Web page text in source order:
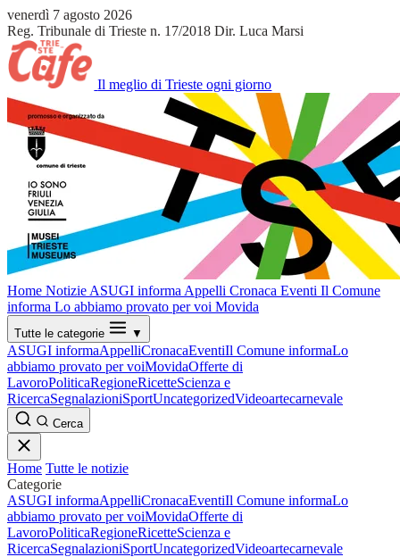
venerdì 7 agosto 2026
Reg. Tribunale di Trieste n. 17/2018 Dir. Luca Marsi
Il meglio di Trieste ogni giorno
Home Notizie ASUGI informa Appelli Cronaca Eventi Il Comune
informa Lo abbiamo provato per voi Movida
Tutte le categorie ▼
ASUGI informaAppelliCronacaEventiIl Comune informaLo
abbiamo provato per voiMovidaOfferte di
LavoroPoliticaRegioneRicetteScienza e
RicercaSegnalazioniSportUncategorizedVideoartecarnevale
Cerca
Home Tutte le notizie
Categorie
ASUGI informaAppelliCronacaEventiIl Comune informaLo
abbiamo provato per voiMovidaOfferte di
LavoroPoliticaRegioneRicetteScienza e
RicercaSegnalazioniSportUncategorizedVideoartecarnevale